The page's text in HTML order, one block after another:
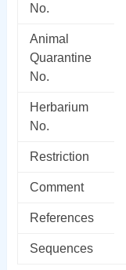
No.
Animal
Quarantine
No.
Herbarium
No.
Restriction
Comment
References
Sequences